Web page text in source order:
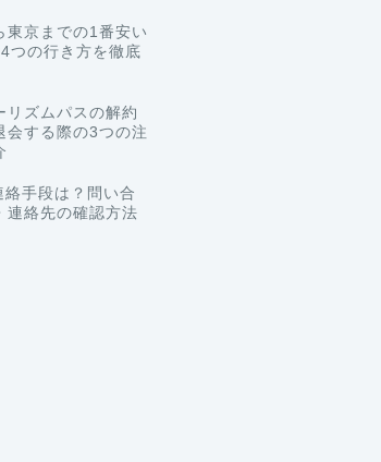
東京までの1番安い
つの行き方を徹底
リズムパスの解約
会する際の3つの注
手段は？問い合
連絡先の確認方法